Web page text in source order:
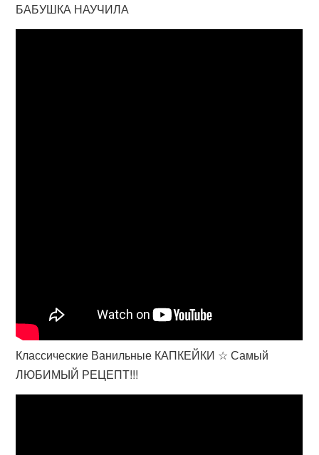
БАБУШКА НАУЧИЛА
Классические Ванильные КАПКЕЙКИ ☆ Самый
ЛЮБИМЫЙ РЕЦЕПТ!!!